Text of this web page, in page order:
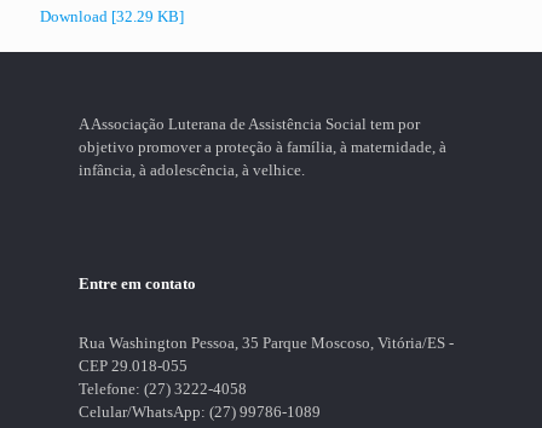
Download [32.29 KB]
A Associação Luterana de Assistência Social tem por
objetivo promover a proteção à família, à maternidade, à
infância, à adolescência, à velhice.
Entre em contato
Rua Washington Pessoa, 35 Parque Moscoso, Vitória/ES -
CEP 29.018-055
Telefone: (27) 3222-4058
Celular/WhatsApp: (27) 99786-1089